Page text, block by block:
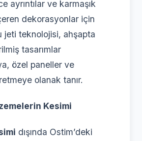
ayrıntılar ve karmaşık
dekorasyonlar için
jeti teknolojisi, ahşapta
tasarımlar
özel paneller ve
olanak tanır.
Kesimi
dışında Ostim’deki